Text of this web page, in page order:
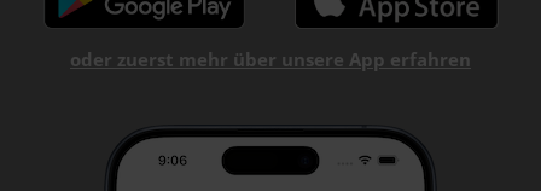
oder zuerst mehr über unsere App erfahren